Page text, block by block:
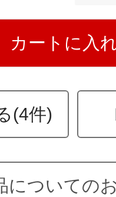
カートに入
(4件)
についての